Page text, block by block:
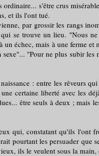
s'être crus
et ils l'ont tué.
par grossir les rangs
se trouve un lieu. "Nous
échec, mais à une ferme
"Pour ne plus subir
: entre les rêveurs
certaine liberté avec les
être seuls à deux ; mais
qui, constatant qu'ils l'ont
pourtant les persuader que
ils le veulent sous la main,